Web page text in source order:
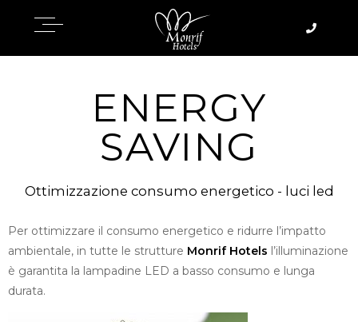
ENERGY
SAVING
Ottimizzazione consumo energetico - luci led
Per ottimizzare il consumo energetico e ridurre l’impatto
ambientale, in tutte le strutture Monrif Hotels l’illuminazione
è garantita la lampadine LED a basso consumo e lunga
durata.